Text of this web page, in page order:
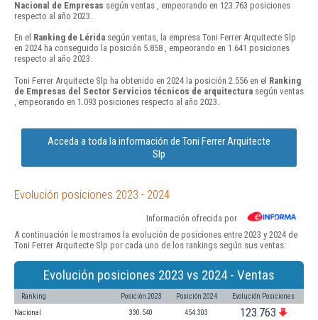
Nacional de Empresas según ventas , empeorando en 123.763 posiciones
respecto al año 2023.
En el Ranking de Lérida según ventas, la empresa Toni Ferrer Arquitecte Slp
en 2024 ha conseguido la posición 5.858 , empeorando en 1.641 posiciones
respecto al año 2023.
Toni Ferrer Arquitecte Slp ha obtenido en 2024 la posición 2.556 en el Ranking
de Empresas del Sector Servicios técnicos de arquitectura según ventas
, empeorando en 1.093 posiciones respecto al año 2023.
Acceda a toda la información de Toni Ferrer Arquitecte
Slp
Evolución posiciones 2023 - 2024
Información ofrecida por
A continuación le mostramos la evolución de posiciones entre 2023 y 2024 de
Toni Ferrer Arquitecte Slp por cada uno de los rankings según sus ventas:
Evolución posiciones 2023 vs 2024 - Ventas
Ranking Posición 2023 Posición 2024 Evolución Posiciones
Nacional 330.540 454.303 123.763